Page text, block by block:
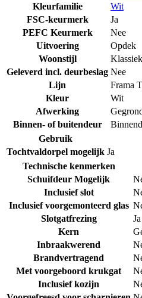
Kleurfamilie
Wit
FSC-keurmerk
Ja
PEFC Keurmerk
Nee
Uitvoering
Opdek
Woonstijl
Klassiek
Geleverd incl. deurbeslag Nee
Lijn
Frama
Kleur
Wit
Afwerking
Binnen- of buitendeur
Gebruik
Tochtvaldorpel mogelijk Ja
Technische kenmerken
Schuifdeur Mogelijk
Inclusief slot
Inclusief voorgemonteerd glas
Slotgatfrezing
Ja
Kern
Inbraakwerend
Brandvertragend
Met voorgeboord krukgat
Inclusief kozijn